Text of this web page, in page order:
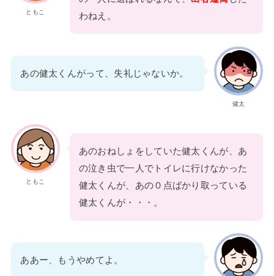
ともこ
わねえ。
健太
あの健太くんがって、失礼じゃないか。
ともこ
あのおねしょをしていた健太くんが、あ
の泣き虫で一人でトイレに行けなかった
健太くんが、あの０点ばかり取っている
健太くんが・・・。
ああー、もうやめてよ。